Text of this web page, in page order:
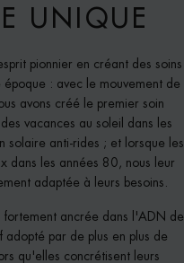
UNIQUE
pionnier en créant des soins
: avec le mouvement de
avons créé le premier soin
vacances au soleil dans les
solaire anti-rides ; et lorsque les
dans les années 80, nous leur
adaptée à leurs besoins.
fortement ancrée dans l'ADN de
adopté par de plus en plus de
qu'elles concrétisent leurs